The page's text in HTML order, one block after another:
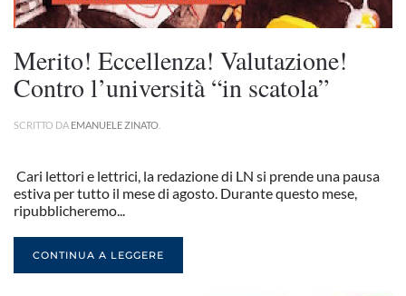
Merito! Eccellenza! Valutazione!
Contro l’università “in scatola”
SCRITTO DA EMANUELE ZINATO
Cari lettori e lettrici, la redazione di LN si prende una pausa
estiva per tutto il mese di agosto. Durante questo mese,
ripubblicheremo...
CONTINUA A LEGGERE